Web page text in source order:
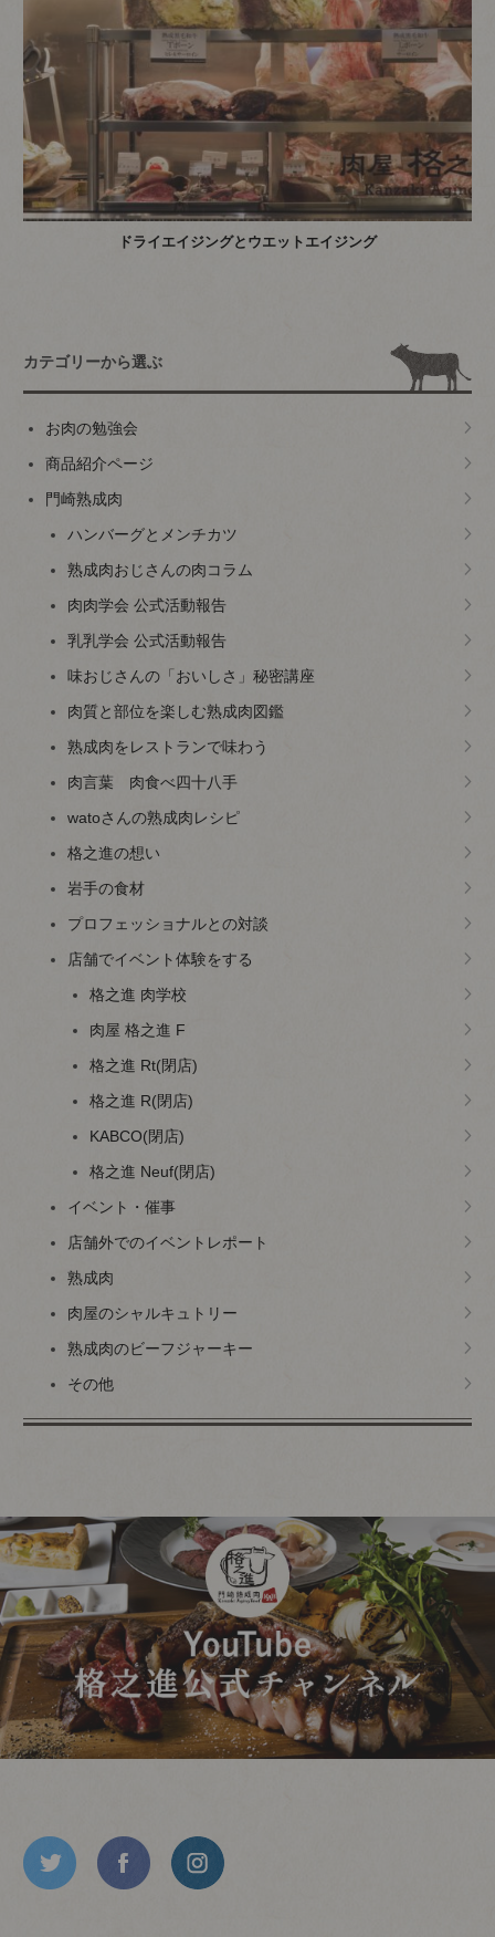
ドライエイジングとウエットエイジング
カテゴリーから選ぶ
お肉の勉強会
商品紹介ページ
門崎熟成肉
ハンバーグとメンチカツ
熟成肉おじさんの肉コラム
肉肉学会 公式活動報告
乳乳学会 公式活動報告
味おじさんの「おいしさ」秘密講座
肉質と部位を楽しむ熟成肉図鑑
熟成肉をレストランで味わう
肉言葉 肉食べ四十八手
watoさんの熟成肉レシピ
格之進の想い
岩手の食材
プロフェッショナルとの対談
店舗でイベント体験をする
格之進 肉学校
肉屋 格之進 F
格之進 Rt(閉店)
格之進 R(閉店)
KABCO(閉店)
格之進 Neuf(閉店)
イベント・催事
店舗外でのイベントレポート
熟成肉
肉屋のシャルキュトリー
熟成肉のビーフジャーキー
その他